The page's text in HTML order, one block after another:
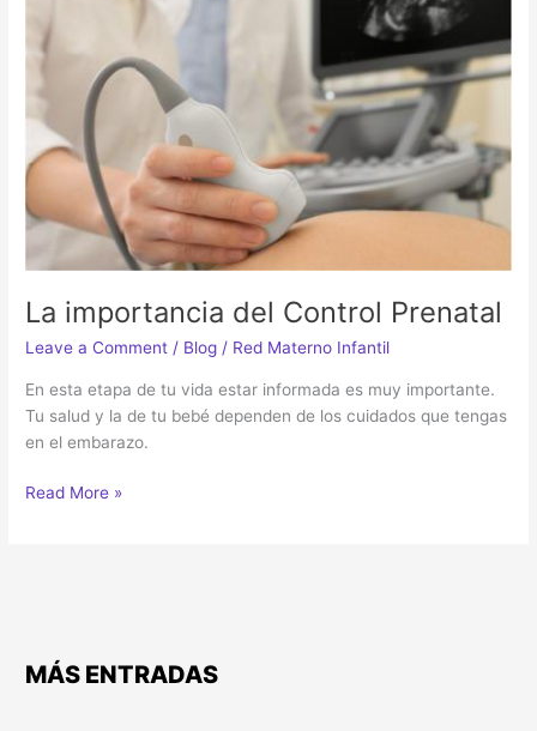
La importancia del Control Prenatal
Leave a Comment / Blog / Red Materno Infantil
En esta etapa de tu vida estar informada es muy importante.
Tu salud y la de tu bebé dependen de los cuidados que tengas
en el embarazo.
Control
Prenatal
Read More »
MÁS ENTRADAS